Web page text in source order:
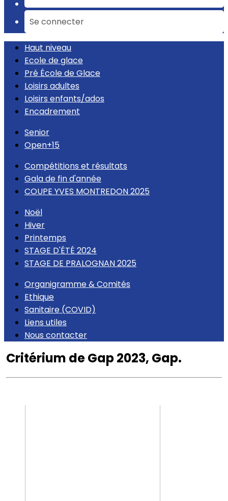
Se connecter
Haut niveau
Ecole de glace
Pré École de Glace
Loisirs adultes
Loisirs enfants/ados
Encadrement
Senior
Open+15
Compétitions et résultats
Gala de fin d'année
COUPE YVES MONTREDON 2025
Noël
Hiver
Printemps
STAGE D'ÉTÉ 2024
STAGE DE PRALOGNAN 2025
Organigramme & Comités
Ethique
Sanitaire (COVID)
Liens utiles
Nous contacter
Critérium de Gap 2023, Gap.